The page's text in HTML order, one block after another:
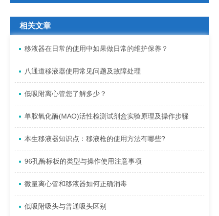
相关文章
移液器在日常的使用中如果做日常的维护保养？
八通道移液器使用常见问题及故障处理
低吸附离心管您了解多少？
单胺氧化酶(MAO)活性检测试剂盒实验原理及操作步骤
本生移液器知识点：移液枪的使用方法有哪些?
96孔酶标板的类型与操作使用注意事项
微量离心管和移液器如何正确消毒
低吸附吸头与普通吸头区别